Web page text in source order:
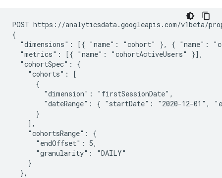
POST https://analyticsdata.googleapis.com/v1beta/
{
"dimensions": [{ "name": "cohort" }, { "name":
  "metrics": [{ "name": "cohortActiveUsers" }],
  "cohortSpec": {
    "cohorts": [
      {
        "dimension": "firstSessionDate",
"dateRange": { "startDate": "2020-12-01",
      }
    ],
    "cohortsRange": {
      "endOffset": 5,
      "granularity": "DAILY"
    }
  },